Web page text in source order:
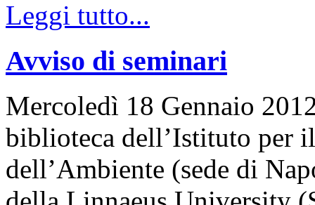
Leggi tutto...
Avviso di seminari
Mercoledì 18 Gennaio
biblioteca dell’Istituto per
dell’Ambiente (sede di